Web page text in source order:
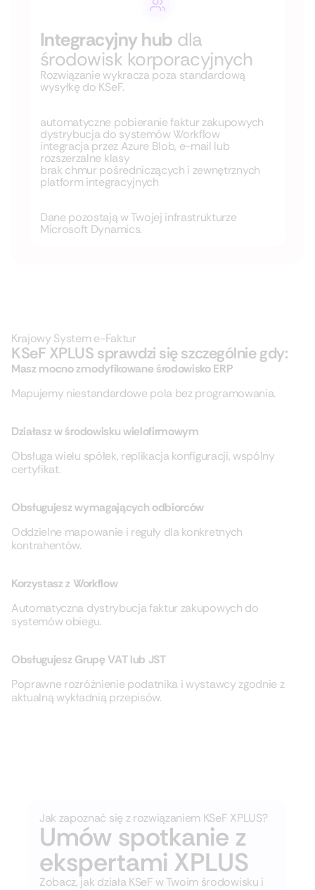
Integracyjny hub dla
środowisk korporacyjnych
Rozwiązanie wykracza poza standardową
wysyłkę do KSeF.
automatyczne pobieranie faktur zakupowych
dystrybucja do systemów Workflow
integracja przez Azure Blob, e-mail lub
rozszerzalne klasy
brak chmur pośredniczących i zewnętrznych
platform integracyjnych
Dane pozostają w Twojej infrastrukturze
Microsoft Dynamics.
Krajowy System e-Faktur
KSeF XPLUS sprawdzi się szczególnie gdy:
Masz mocno zmodyfikowane środowisko ERP
Mapujemy niestandardowe pola bez programowania.
Działasz w środowisku wielofirmowym
Obsługa wielu spółek, replikacja konfiguracji, wspólny
certyfikat.
Obsługujesz wymagających odbiorców
Oddzielne mapowanie i reguły dla konkretnych
kontrahentów.
Korzystasz z Workflow
Automatyczna dystrybucja faktur zakupowych do
systemów obiegu.
Obsługujesz Grupę VAT lub JST
Poprawne rozróżnienie podatnika i wystawcy zgodnie z
aktualną wykładnią przepisów.
Jak zapoznać się z rozwiązaniem KSeF XPLUS?
Umów spotkanie z
ekspertami XPLUS
Zobacz, jak działa KSeF w Twoim środowisku i